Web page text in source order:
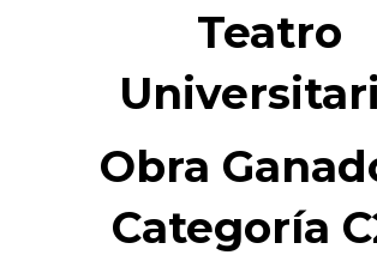
Teatro
Obra
Categoría